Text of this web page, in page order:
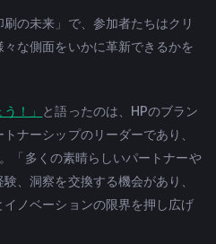
の未来」で、参加者たちはクリ
な側面をいかに革新できるかを
！」 と語ったのは、HPのブラン
ナーシップのリーダーであり、
「多くの素晴らしいパートナーや
、洞察を交換する機会があり、
ノベーションの限界を押し広げ